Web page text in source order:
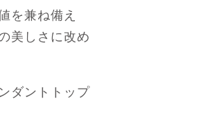
を兼ね備え
美しさに改め
ダントトップ